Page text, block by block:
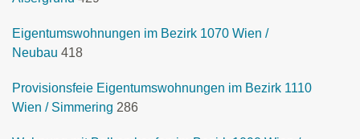
Eigentumswohnungen im Bezirk 1070 Wien /
Neubau 418
Provisionsfeie Eigentumswohnungen im Bezirk 1110
Wien / Simmering 286